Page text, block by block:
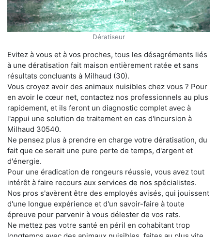
Dératiseur
Evitez à vous et à vos proches, tous les désagréments liés
à une dératisation fait maison entièrement ratée et sans
résultats concluants à Milhaud (30).
Vous croyez avoir des animaux nuisibles chez vous ? Pour
en avoir le cœur net, contactez nos professionnels au plus
rapidement, et ils feront un diagnostic complet avec à
l'appui une solution de traitement en cas d'incursion à
Milhaud 30540.
Ne pensez plus à prendre en charge votre dératisation, du
fait que ce serait une pure perte de temps, d'argent et
d'énergie.
Pour une éradication de rongeurs réussie, vous avez tout
intérêt à faire recours aux services de nos spécialistes.
Nos pros s'avèrent être des employés avisés, qui jouissent
d'une longue expérience et d'un savoir-faire à toute
épreuve pour parvenir à vous délester de vos rats.
Ne mettez pas votre santé en péril en cohabitant trop